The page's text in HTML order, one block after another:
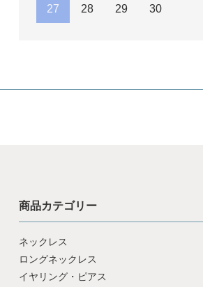
27 28 29 30
商品カテゴリー
ネックレス
ロングネックレス
イヤリング・ピアス